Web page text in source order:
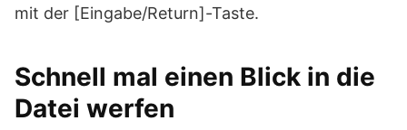
mit der [Eingabe/Return]-Taste.
Schnell mal einen Blick in die
Datei werfen